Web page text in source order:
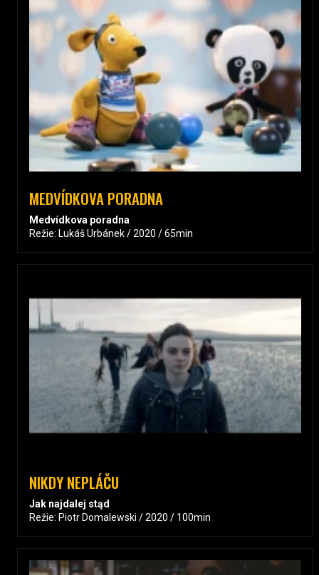
MEDVÍDKOVA PORADNA
Medvídkova poradna
Režie: Lukáš Urbánek / 2020 / 65min
NIKDY NEPLÁČU
Jak najdalej stąd
Režie: Piotr Domalewski / 2020 / 100min